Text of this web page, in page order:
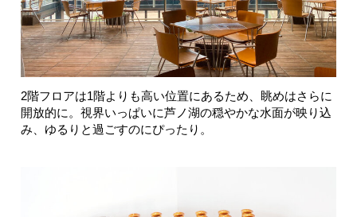
2階フロアは1階よりも高い位置にあるため、眺めはさらに
開放的に。視界いっぱいに芦ノ湖の穏やかな水面が映り込
み、ゆるりと過ごすのにぴったり。